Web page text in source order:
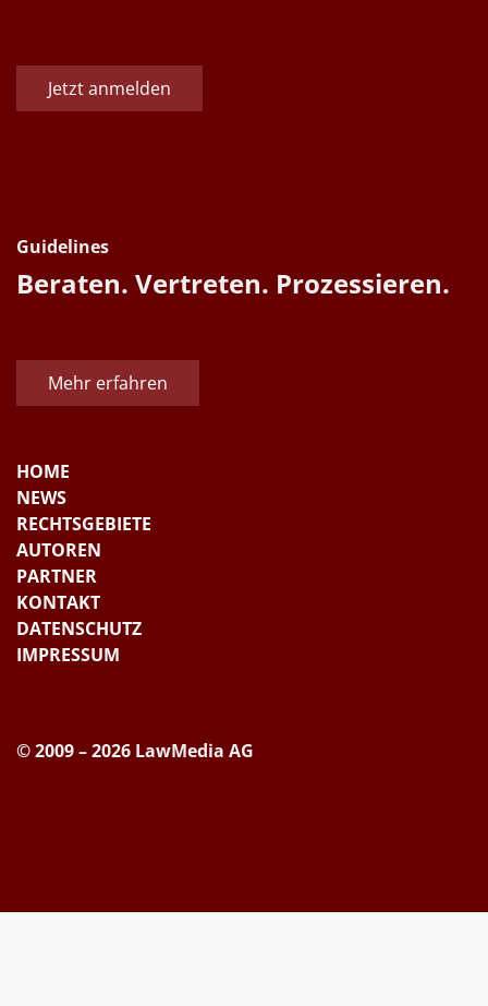
Jetzt anmelden
Guidelines
Beraten. Vertreten. Prozessieren.
Mehr erfahren
HOME
NEWS
RECHTSGEBIETE
AUTOREN
PARTNER
KONTAKT
DATENSCHUTZ
IMPRESSUM
© 2009 – 2026 LawMedia AG